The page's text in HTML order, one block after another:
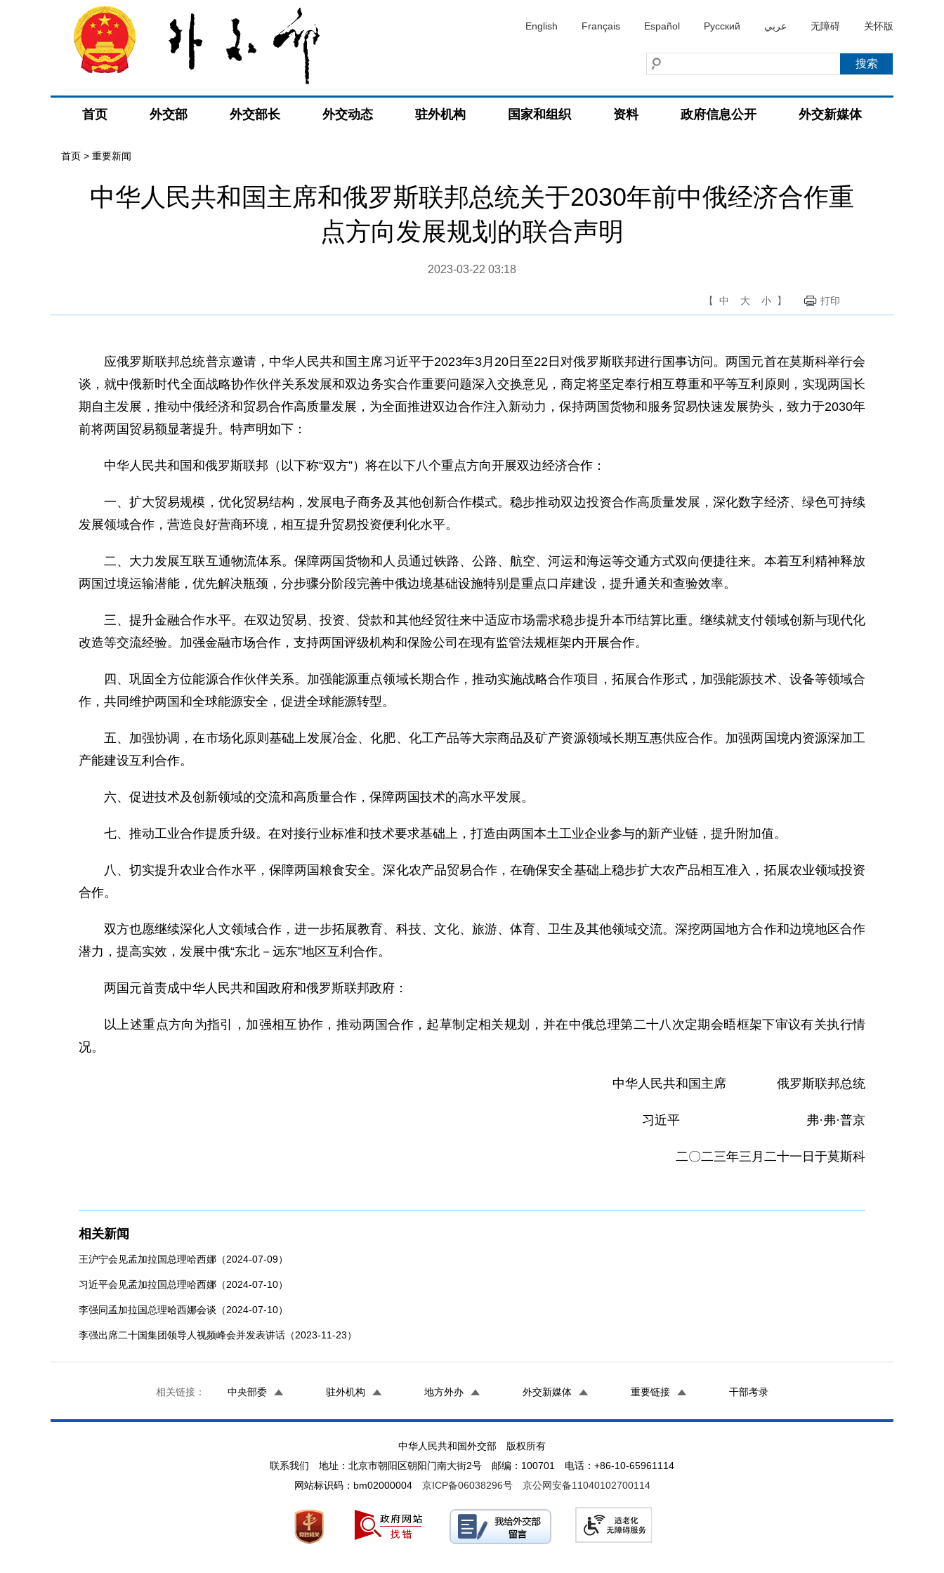
English Français Español Русский عربي 无障碍 关怀版
首页 外交部 外交部长 外交动态 驻外机构 国家和组织 资料 政府信息公开 外交新媒体
首页 > 重要新闻
中华人民共和国主席和俄罗斯联邦总统关于2030年前中俄经济合作重
点方向发展规划的联合声明
2023-03-22 03:18
【 中 大 小 】 打印
应俄罗斯联邦总统普京邀请，中华人民共和国主席习近平于2023年3月20日至22日对俄罗斯联邦进行国事访问。两国元首在莫斯科举行会
谈，就中俄新时代全面战略协作伙伴关系发展和双边务实合作重要问题深入交换意见，商定将坚定奉行相互尊重和平等互利原则，实现两国长
期自主发展，推动中俄经济和贸易合作高质量发展，为全面推进双边合作注入新动力，保持两国货物和服务贸易快速发展势头，致力于2030年
前将两国贸易额显著提升。特声明如下：
中华人民共和国和俄罗斯联邦（以下称“双方”）将在以下八个重点方向开展双边经济合作：
一、扩大贸易规模，优化贸易结构，发展电子商务及其他创新合作模式。稳步推动双边投资合作高质量发展，深化数字经济、绿色可持续
发展领域合作，营造良好营商环境，相互提升贸易投资便利化水平。
二、大力发展互联互通物流体系。保障两国货物和人员通过铁路、公路、航空、河运和海运等交通方式双向便捷往来。本着互利精神释放
两国过境运输潜能，优先解决瓶颈，分步骤分阶段完善中俄边境基础设施特别是重点口岸建设，提升通关和查验效率。
三、提升金融合作水平。在双边贸易、投资、贷款和其他经贸往来中适应市场需求稳步提升本币结算比重。继续就支付领域创新与现代化
改造等交流经验。加强金融市场合作，支持两国评级机构和保险公司在现有监管法规框架内开展合作。
四、巩固全方位能源合作伙伴关系。加强能源重点领域长期合作，推动实施战略合作项目，拓展合作形式，加强能源技术、设备等领域合
作，共同维护两国和全球能源安全，促进全球能源转型。
五、加强协调，在市场化原则基础上发展冶金、化肥、化工产品等大宗商品及矿产资源领域长期互惠供应合作。加强两国境内资源深加工
产能建设互利合作。
六、促进技术及创新领域的交流和高质量合作，保障两国技术的高水平发展。
七、推动工业合作提质升级。在对接行业标准和技术要求基础上，打造由两国本土工业企业参与的新产业链，提升附加值。
八、切实提升农业合作水平，保障两国粮食安全。深化农产品贸易合作，在确保安全基础上稳步扩大农产品相互准入，拓展农业领域投资
合作。
双方也愿继续深化人文领域合作，进一步拓展教育、科技、文化、旅游、体育、卫生及其他领域交流。深挖两国地方合作和边境地区合作
潜力，提高实效，发展中俄“东北－远东”地区互利合作。
两国元首责成中华人民共和国政府和俄罗斯联邦政府：
以上述重点方向为指引，加强相互协作，推动两国合作，起草制定相关规划，并在中俄总理第二十八次定期会晤框架下审议有关执行情
况。
中华人民共和国主席 俄罗斯联邦总统
习近平 弗·弗·普京
二〇二三年三月二十一日于莫斯科
相关新闻
王沪宁会见孟加拉国总理哈西娜（2024-07-09）
习近平会见孟加拉国总理哈西娜（2024-07-10）
李强同孟加拉国总理哈西娜会谈（2024-07-10）
李强出席二十国集团领导人视频峰会并发表讲话（2023-11-23）
相关链接： 中央部委 驻外机构 地方外办 外交新媒体 重要链接 干部考录
中华人民共和国外交部 版权所有
联系我们 地址：北京市朝阳区朝阳门南大街2号 邮编：100701 电话：+86-10-65961114
网站标识码：bm02000004 京ICP备06038296号 京公网安备11040102700114